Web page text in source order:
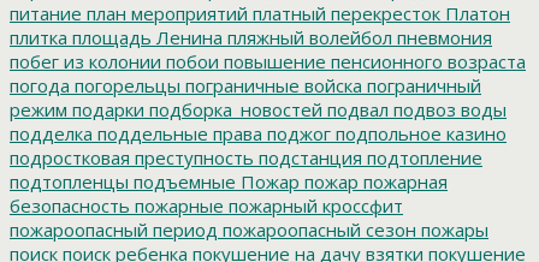
питание план мероприятий платный перекресток Платон
плитка площадь Ленина пляжный волейбол пневмония
побег из колонии побои повышение пенсионного возраста
погода погорельцы пограничные войска пограничный
режим подарки подборка_новостей подвал подвоз воды
подделка поддельные права поджог подпольное казино
подростковая преступность подстанция подтопление
подтопленцы подъемные Пожар пожар пожарная
безопасность пожарные пожарный кроссфит
пожароопасный период пожароопасный сезон пожары
поиск поиск ребенка покушение на дачу взятки покушение